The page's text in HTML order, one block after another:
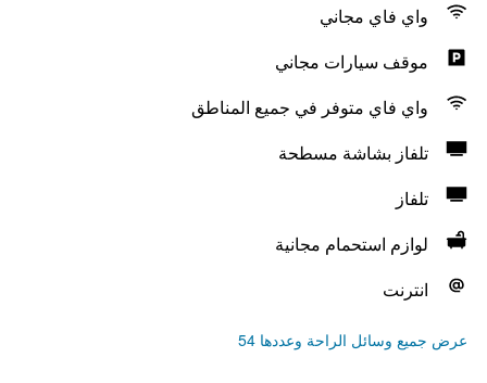
واي فاي مجاني
موقف سيارات مجاني
واي فاي متوفر في جميع المناطق
تلفاز بشاشة مسطحة
تلفاز
لوازم استحمام مجانية
انترنت
عرض جميع وسائل الراحة وعددها 54